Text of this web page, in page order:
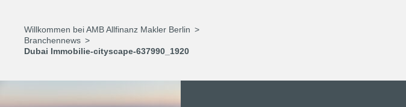
Willkommen bei AMB Allfinanz Makler Berlin
Branchennews
Dubai Immobilie-cityscape-637990_1920